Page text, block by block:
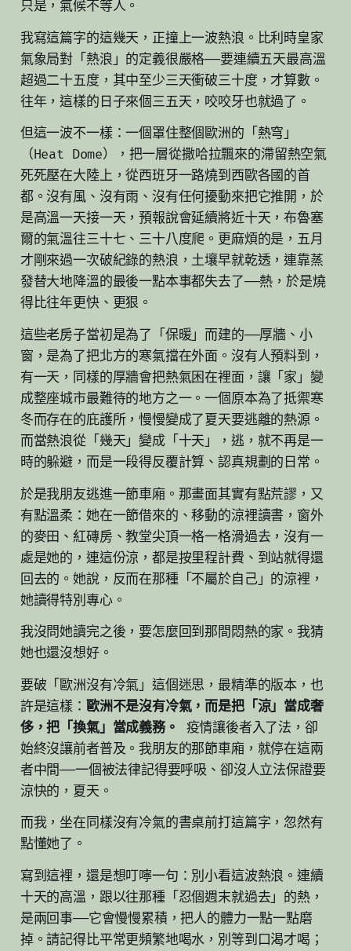
只是，氣候不等人。
我寫這篇字的這幾天，正撞上一波熱浪。比利時皇家
氣象局對「熱浪」的定義很嚴格——要連續五天最高溫
超過二十五度，其中至少三天衝破三十度，才算數。
往年，這樣的日子來個三五天，咬咬牙也就過了。
但這一波不一樣：一個罩住整個歐洲的「熱穹」
（Heat Dome），把一層從撒哈拉飄來的滯留熱空氣
死死壓在大陸上，從西班牙一路燒到西歐各國的首
都。沒有風、沒有雨、沒有任何擾動來把它推開，於
是高溫一天接一天，預報說會延續將近十天，布魯塞
爾的氣溫往三十七、三十八度爬。更麻煩的是，五月
才剛來過一次破紀錄的熱浪，土壤早就乾透，連靠蒸
發替大地降溫的最後一點本事都失去了——熱，於是燒
得比往年更快、更狠。
這些老房子當初是為了「保暖」而建的——厚牆、小
窗，是為了把北方的寒氣擋在外面。沒有人預料到，
有一天，同樣的厚牆會把熱氣困在裡面，讓「家」變
成整座城市最難待的地方之一。一個原本為了抵禦寒
冬而存在的庇護所，慢慢變成了夏天要逃離的熱源。
而當熱浪從「幾天」變成「十天」，逃，就不再是一
時的躲避，而是一段得反覆計算、認真規劃的日常。
於是我朋友逃進一節車廂。那畫面其實有點荒謬，又
有點溫柔：她在一節借來的、移動的涼裡讀書，窗外
的麥田、紅磚房、教堂尖頂一格一格滑過去，沒有一
處是她的，連這份涼，都是按里程計費、到站就得還
回去的。她說，反而在那種「不屬於自己」的涼裡，
她讀得特別專心。
我沒問她讀完之後，要怎麼回到那間悶熱的家。我猜
她也還沒想好。
要破「歐洲沒有冷氣」這個迷思，最精準的版本，也
許是這樣： 歐洲不是沒有冷氣，而是把「涼」當成奢
侈，把「換氣」當成義務。
疫情讓後者入了法，卻
始終沒讓前者普及。我朋友的那節車廂，就停在這兩
者中間——一個被法律記得要呼吸、卻沒人立法保證要
涼快的，夏天。
而我，坐在同樣沒有冷氣的書桌前打這篇字，忽然有
點懂她了。
寫到這裡，還是想叮嚀一句：別小看這波熱浪。連續
十天的高溫，跟以往那種「忍個週末就過去」的熱，
是兩回事——它會慢慢累積，把人的體力一點一點磨
掉。請記得比平常更頻繁地喝水，別等到口渴才喝；